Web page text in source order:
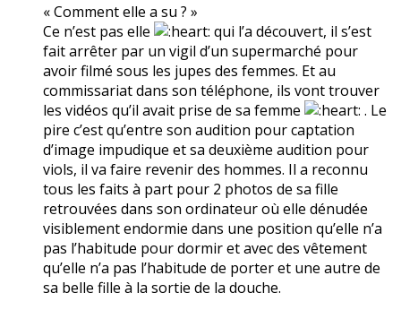
« Comment elle a su ? »
Ce n’est pas elle
qui l’a découvert, il s’est
fait arrêter par un vigil d’un supermarché pour
avoir filmé sous les jupes des femmes. Et au
commissariat dans son téléphone, ils vont trouver
les vidéos qu’il avait prise de sa femme
. Le
pire c’est qu’entre son audition pour captation
d’image impudique et sa deuxième audition pour
viols, il va faire revenir des hommes. Il a reconnu
tous les faits à part pour 2 photos de sa fille
retrouvées dans son ordinateur où elle dénudée
visiblement endormie dans une position qu’elle n’a
pas l’habitude pour dormir et avec des vêtement
qu’elle n’a pas l’habitude de porter et une autre de
sa belle fille à la sortie de la douche.